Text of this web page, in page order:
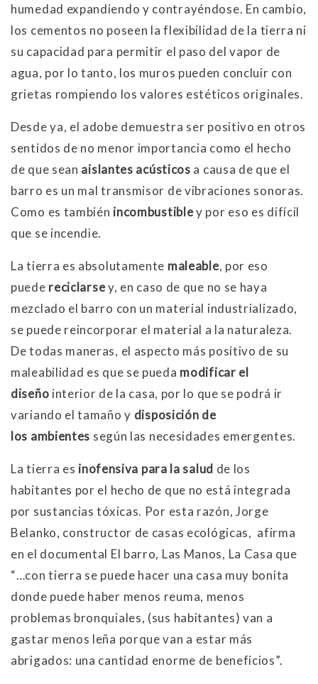
humedad expandiendo y contrayéndose. En cambio,
los cementos no poseen la flexibilidad de la tierra ni
su capacidad para permitir el paso del vapor de
agua, por lo tanto, los muros pueden concluir con
grietas rompiendo los valores estéticos originales.
Desde ya, el adobe demuestra ser positivo en otros
sentidos de no menor importancia como el hecho
de que sean aislantes acústicos a causa de que el
barro es un mal transmisor de vibraciones sonoras.
Como es también incombustibley por eso es difícil
que se incendie.
La tierra es absolutamente maleable, por eso
puede reciclarsey, en caso de que no se haya
mezclado el barro con un material industrializado,
se puede reincorporar el material a la naturaleza.
De todas maneras, el aspecto más positivo de su
maleabilidad es que se pueda modificar el
diseño interior de la casa, por lo que se podrá ir
variando el tamaño y disposición de
los ambientes según las necesidades emergentes.
La tierra es inofensiva para la salud de los
habitantes por el hecho de que no está integrada
por sustancias tóxicas. Por esta razón, Jorge
Belanko, constructor de casas ecológicas, afirma
en el documental El barro, Las Manos, La Casa que
“…con tierra se puede hacer una casa muy bonita
donde puede haber menos reuma, menos
problemas bronquiales, (sus habitantes) van a
gastar menos leña porque van a estar más
abrigados: una cantidad enorme de beneficios”.